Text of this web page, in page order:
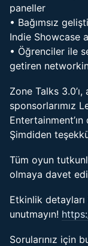
paneller
• Bağımsız
Indie Showcase
• Öğrenciler ile
getiren
Zone Talks
sponsorlarımız
Şimdiden
Tüm oyun
olmaya davet
Etkinlik
unutmayın!
Sorularınız için